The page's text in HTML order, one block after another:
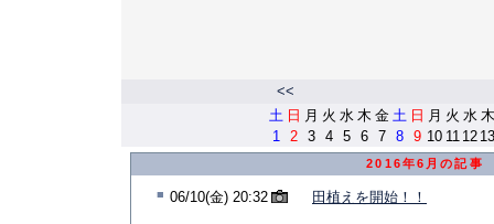
<<
土 日 月 火 水 木 金 土 日 月 火 水 木
1
2 3 4 5 6 7 8 9 10 11 12 13
2016年6月の記事
■ 06/10(金) 20:32 田植えを開始！！